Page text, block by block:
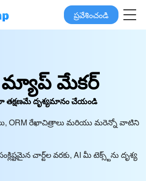
ప్రవేశించండి
మేకర్
తక్షణమే దృశ్యమానం చేయండి
ORM రేఖాచిత్రాలు మరియు మరెన్నో వాటిని
చార్ట్‌ల వరకు, AI మీ టెక్స్ట్‌ను దృశ్య